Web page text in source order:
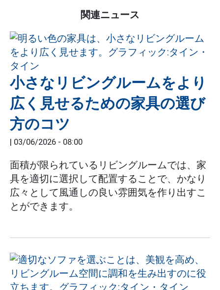
関連ニュース
小さなリビングルームをより
広く見せるための家具の選び
方のコツ
| 03/06/2026 - 08:00
面積が限られているリビングルームでは、家
具を適切に選択して配置することで、かなり
広々として風通しの良い雰囲気を作り出すこ
とができます。